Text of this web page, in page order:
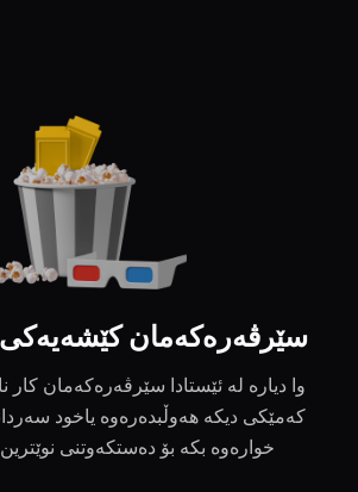
سێرڤەرەکەمان کێشەیەکی
وا دیارە لە ئێستادا سێرڤەرەکەمان کار
کەمێکی دیکە هەوڵبدەرەوە یاخود
خوارەوە بکە بۆ دەستکەوتنی نوێترین